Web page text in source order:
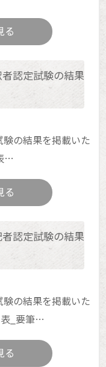
る
認定試験の結果
の結果を掲載いた
…
る
認定試験の結果
の結果を掲載いた
_要筆…
る